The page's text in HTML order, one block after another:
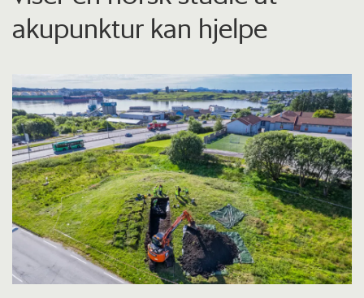
akupunktur kan hjelpe